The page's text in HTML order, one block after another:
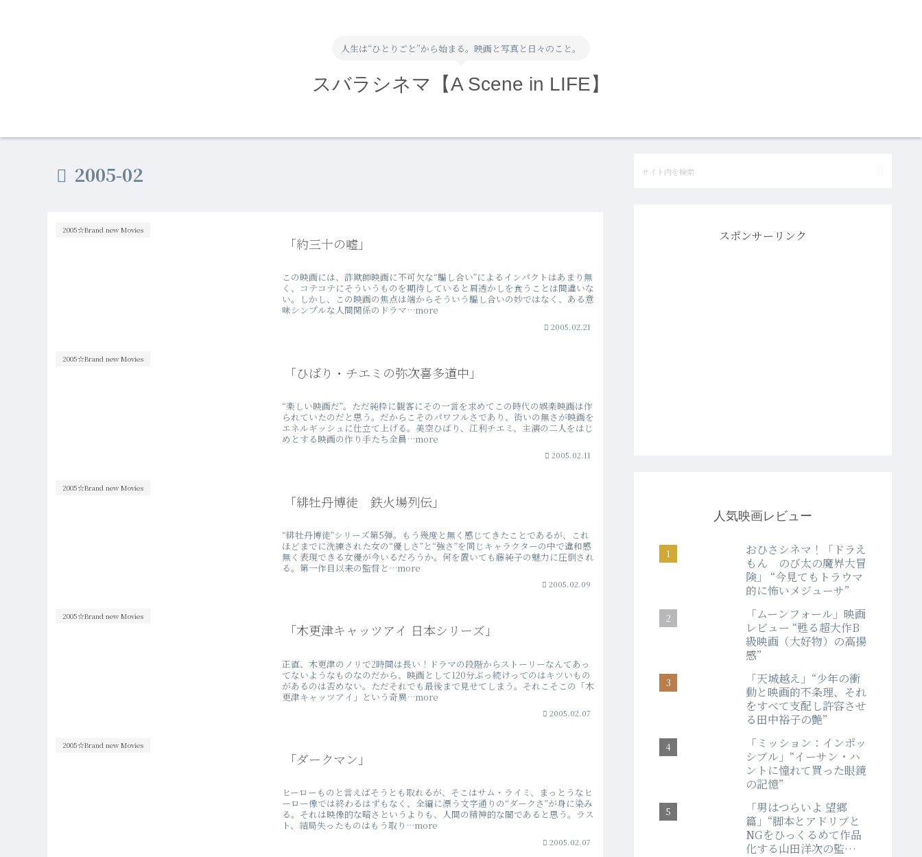
人生は“ひとりごと”から始まる。映画と写真と日々のこと。
スバラシネマ【A Scene in LIFE】
2005-02
2005☆Brand new Movies
「約三十の嘘」
この映画には、詐欺師映画に不可欠な“騙し合い”によるインパクトはあまり無
く、コテコテにそういうものを期待していると肩透かしを食うことは間違いな
い。しかし、この映画の焦点は端からそういう騙し合いの妙ではなく、ある意
味シンプルな人間関係のドラマ…more
2005.02.21
2005☆Brand new Movies
「ひばり・チエミの弥次喜多道中」
“楽しい映画だ”。ただ純粋に観客にその一言を求めてこの時代の娯楽映画は作
られていたのだと思う。だからこそのパワフルさであり、衒いの無さが映画を
エネルギッシュに仕立て上げる。美空ひばり、江利チエミ、主演の二人をはじ
めとする映画の作り手たち全員…more
2005.02.11
2005☆Brand new Movies
「緋牡丹博徒 鉄火場列伝」
“緋牡丹博徒”シリーズ第5弾。もう幾度と無く感じてきたことであるが、これ
ほどまでに洗練された女の“優しさ”と“強さ”を同じキャラクターの中で違和感
無く表現できる女優が今いるだろうか。何を置いても藤純子の魅力に圧倒され
る。第一作目以来の監督と…more
2005.02.09
2005☆Brand new Movies
「木更津キャッツアイ 日本シリーズ」
正直、木更津のノリで2時間は長い！ドラマの段階からストーリーなんてあっ
てないようなものなのだから、映画として120分ぶっ続けってのはキツいもの
があるのは否めない。ただそれでも最後まで見せてしまう。それこそこの「木
更津キャッツアイ」という奇異…more
2005.02.07
2005☆Brand new Movies
「ダークマン」
ヒーローものと言えばそうとも取れるが、そこはサム・ライミ、まっとうなヒ
ーロー像では終わるはずもなく、全編に漂う文字通りの“ダークさ”が身に染み
る。それは映像的な暗さというよりも、人間の精神的な闇であると思う。ラス
ト、結局失ったものはもう取り…more
2005.02.07
スポンサーリンク
人気映画レビュー
おひさシネマ！「ドラえ
もん のび太の魔界大冒
険」 “今見てもトラウマ
的に怖いメジューサ”
「ムーンフォール」映画
レビュー “甦る超大作B
級映画（大好物）の高揚
感”
「天城越え」“少年の衝
動と映画的不条理、それ
をすべて支配し許容させ
る田中裕子の艶”
「ミッション：インポッ
シブル」“イーサン・ハ
ントに憧れて買った眼鏡
の記憶”
「男はつらいよ 望郷
篇」“脚本とアドリブと
NGをひっくるめて作品
化する山田洋次の監督